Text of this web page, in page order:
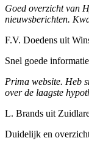
Goed overzicht van
nieuwsberichten.
F.V. Doedens uit
Snel goede informatie
Prima website. Heb
over de laagste
L. Brands uit
Duidelijk en